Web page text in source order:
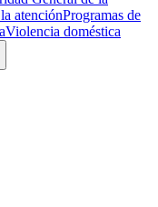
atenciónProgramas de
Violencia doméstica